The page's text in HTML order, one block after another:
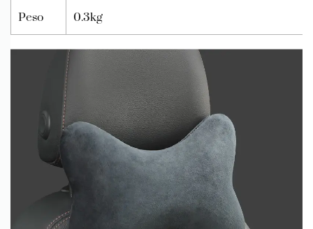
Peso 0.3kg